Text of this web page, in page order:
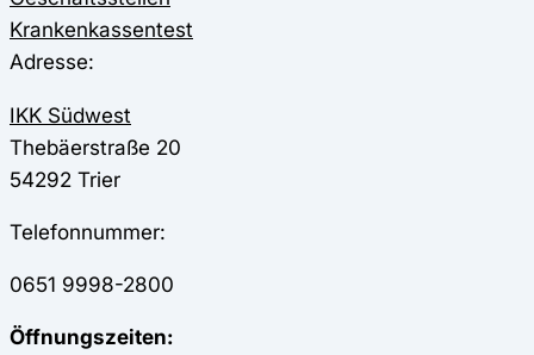
Krankenkassentest
Adresse:
IKK Südwest
Thebäerstraße 20
54292 Trier
Telefonnummer:
0651 9998-2800
Öffnungszeiten: